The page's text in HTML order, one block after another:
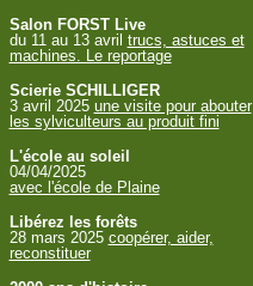
Salon FORST Live
du 11 au 13 avril trucs, astuces et
machines. Le reportage
Scierie SCHILLIGER
3 avril 2025 une visite pour abouter
les sylviculteurs au produit fini
L'école au soleil
04/04/2025
avec l'école de Plaine
Libérez les forêts
28 mars 2025 coopérer, aider,
reconstituer